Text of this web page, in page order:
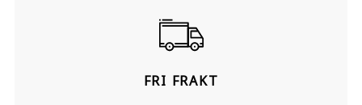
FRI FRAKT